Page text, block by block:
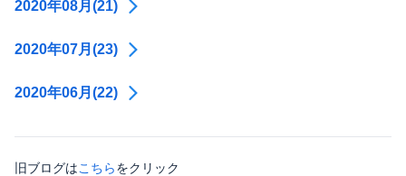
2020年08月(21)
2020年07月(23)
2020年06月(22)
旧ブログはこちらをクリック